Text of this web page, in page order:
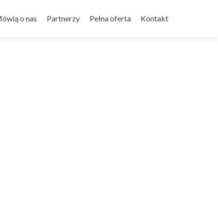
o nas Partnerzy Pełna oferta Kontakt